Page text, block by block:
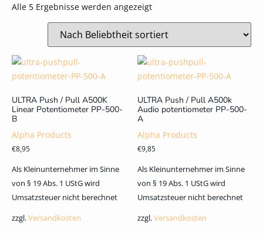
Alle 5 Ergebnisse werden angezeigt
ULTRA Push / Pull A500K
Linear Potentiometer PP-500-
B
Alpha Products
€8,95
Als Kleinunternehmer im Sinne
von § 19 Abs. 1 UStG wird
Umsatzsteuer nicht berechnet
zzgl.Versandkosten
ULTRA Push / Pull A500k
Audio potentiometer PP-500-
A
Alpha Products
€9,85
Als Kleinunternehmer im Sinne
von § 19 Abs. 1 UStG wird
Umsatzsteuer nicht berechnet
zzgl.Versandkosten